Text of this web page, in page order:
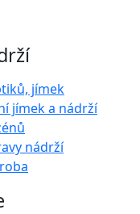
jímek
jímek a nádrží
nádrží